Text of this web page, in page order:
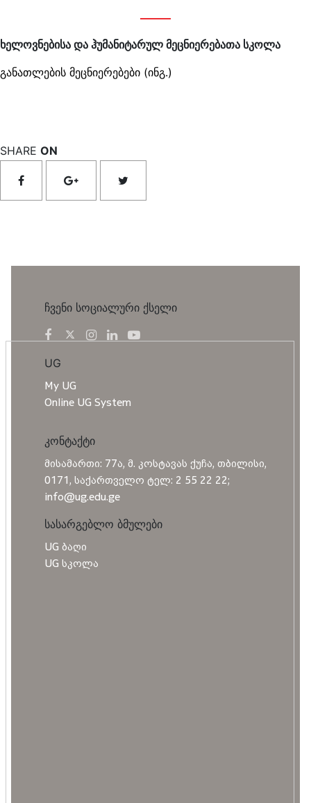
ხელოვნებისა და ჰუმანიტარულ მეცნიერებათა სკოლა
განათლების მეცნიერებები (ინგ.)
SHARE ON
ჩვენი სოციალური ქსელი
UG
My UG
Online UG System
კონტაქტი
მისამართი: 77ა, მ. კოსტავას ქუჩა, თბილისი,
0171, საქართველო ტელ: 2 55 22 22;
info@ug.edu.ge
სასარგებლო ბმულები
UG ბაღი
UG სკოლა